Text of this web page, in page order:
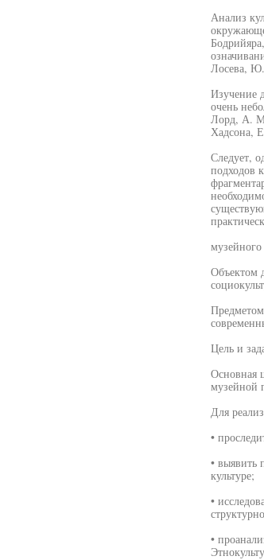
Анализ
Лосева,
Изучение
очень
Лорд, А.
Хадсона,
Следует,
подходов
Объектом
Цель и
Основная
музейной
Для
•
• выявить
культуре;
•
•